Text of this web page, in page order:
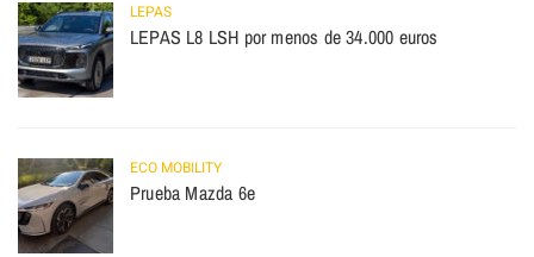
LEPAS
LEPAS L8 LSH por menos de 34.000 euros
ECO MOBILITY
Prueba Mazda 6e